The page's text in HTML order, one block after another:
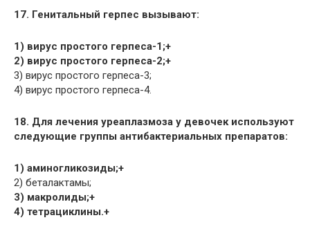
17. Генитальный герпес вызывают:
1) вирус простого герпеса-1;+
2) вирус простого герпеса-2;+
3) вирус простого герпеса-3;
4) вирус простого герпеса-4.
18. Для лечения уреаплазмоза у девочек используют
следующие группы антибактериальных препаратов:
1) аминогликозиды;+
2) беталактамы;
3) макролиды;+
4) тетрациклины.+